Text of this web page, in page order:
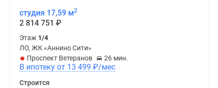
студия 17,59 м2
2 814 751 ₽
Этаж 1/4
ЛО, ЖК «Аннино Сити»
Проспект Ветеранов
26 мин.
В ипотеку от 13 499 ₽/мес
Строится